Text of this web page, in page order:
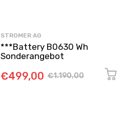
STROMER AG
***Battery B0630 Wh
Sonderangebot
€499,00 €1.190,00